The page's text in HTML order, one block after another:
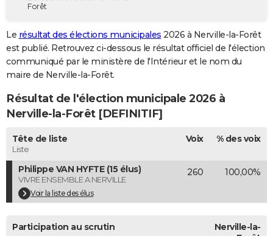
Destinations
City break
Voyage nature
Voyage de noces
Forum
GUIDES D'ACHAT
BONS PLANS
Carte de Noël
Carte Bonne année
Carte Saint-Valentin
Carte Pâques
Carte d'anniversaire
DICTIONNAIRE
Dictionnaire
Biographies
Citations
Expressions
Proverbes
PROGRAMME TV
COPAINS D'AVANT
S'inscrire
Se connecter
Lycées
Collèges
Primaires
Universités
Entreprises
Service militaire
Avis de recherche
AVIS DE DÉCÈS
Bricolage
Television
Forêt
Le résultat des élections municipales 2026 à Nerville-la-Forêt
est publié. Retrouvez ci-dessous le résultat officiel de l'élection
communiqué par le ministère de l'Intérieur et le nom du
maire de Nerville-la-Forêt.
Résultat de l'élection municipale 2026 à
Nerville-la-Forêt [DEFINITIF]
Tête de liste
Liste
Voix % des voix
Philippe VAN HYFTE (15 élus)
VIVRE ENSEMBLE A NERVILLE
Voir la liste des élus
260 100,00%
Participation au scrutin
Nerville-la-